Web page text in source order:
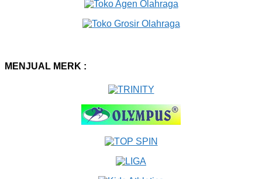
MENJUAL MERK :